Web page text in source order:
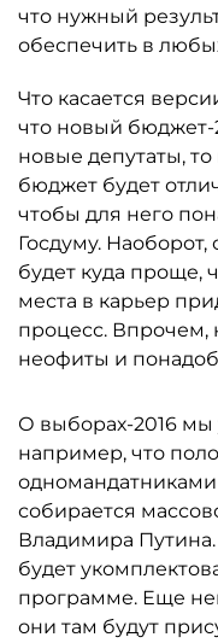
что нужный
обеспечить в
Что касается
что новый бюджет-
новые депутаты,
бюджет будет
чтобы для него
Госдуму.
будет куда проще,
места в карьер
процесс. Впрочем,
неофиты и
О выборах-2016 мы
например, что
собирается
Владимира
будет
программе. Еще
они там будут